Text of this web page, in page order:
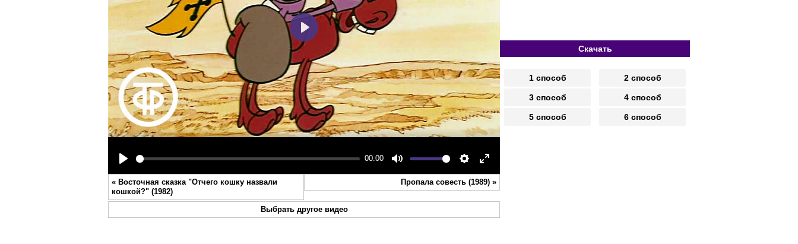
Play
00:00
Mute Settings
Enter
fullscreen
Play
« Восточная сказка "Отчего кошку назвали
кошкой?" (1982)
Пропала совесть (1989) »
Выбрать другое видео
Скачать
1 способ 2 способ
3 способ 4 способ
5 способ 6 способ